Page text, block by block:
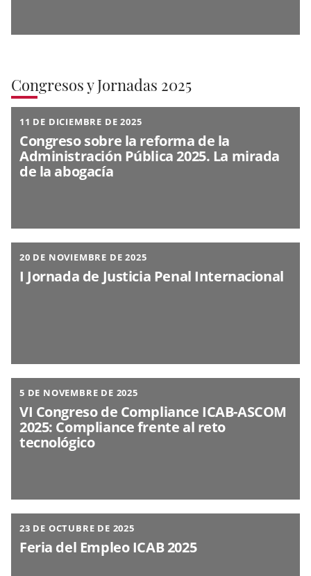
Congresos y Jornadas 2025
11 DE DICIEMBRE DE 2025
Congreso sobre la reforma de la
Administración Pública 2025. La mirada
de la abogacía
20 DE NOVIEMBRE DE 2025
I Jornada de Justicia Penal Internacional
5 DE NOVEMBRE DE 2025
VI Congreso de Compliance ICAB-ASCOM
2025: Compliance frente al reto
tecnológico
23 DE OCTUBRE DE 2025
Feria del Empleo ICAB 2025